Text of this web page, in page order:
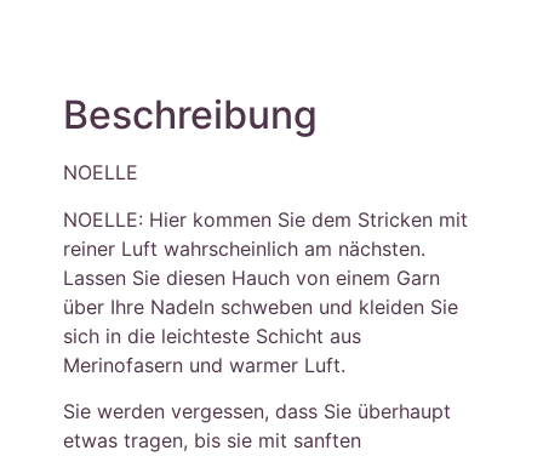
Beschreibung
NOELLE
NOELLE: Hier kommen Sie dem Stricken mit
reiner Luft wahrscheinlich am nächsten.
Lassen Sie diesen Hauch von einem Garn
über Ihre Nadeln schweben und kleiden Sie
sich in die leichteste Schicht aus
Merinofasern und warmer Luft.
Sie werden vergessen, dass Sie überhaupt
etwas tragen, bis sie mit sanften